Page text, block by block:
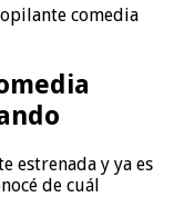
comedia
estrenada y ya es
de cuál